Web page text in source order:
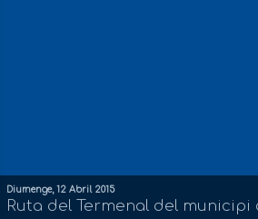
Diumenge, 12 Abril 2015
Ruta del Termenal del municipi